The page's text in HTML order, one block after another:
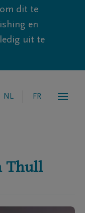
dit te
en
uit te
NL FR
Thull